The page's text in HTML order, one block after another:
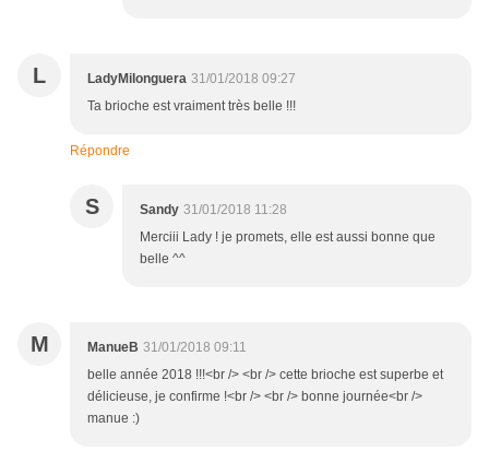
L LadyMilonguera 31/01/2018 09:27
Ta brioche est vraiment très belle !!!
Répondre
S Sandy 31/01/2018 11:28
Merciii Lady ! je promets, elle est aussi bonne que
belle ^^
M ManueB 31/01/2018 09:11
belle année 2018 !!!<br /> <br /> cette brioche est superbe et
délicieuse, je confirme !<br /> <br /> bonne journée<br />
manue :)